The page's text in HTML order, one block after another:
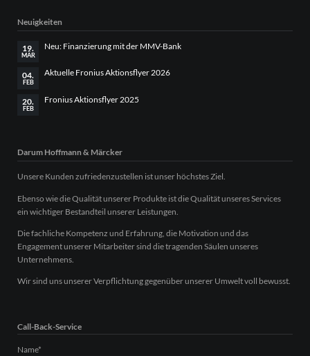
Neuigkeiten
19.
MÄR
Neu: Finanzierung mit der MMV-Bank
04.
FEB
Aktuelle Fronius Aktionsflyer 2026
20.
FEB
Fronius Aktionsflyer 2025
Darum Hoffmann & Märcker
Unsere Kunden zufriedenzustellen ist unser höchstes Ziel.
Ebenso wie die Qualität unserer Produkte ist die Qualität unseres Services
ein wichtiger Bestandteil unserer Leistungen.
Die fachliche Kompetenz und Erfahrung, die Motivation und das
Engagement unserer Mitarbeiter sind die tragenden Säulen unseres
Unternehmens.
Wir sind uns unserer Verpflichtung gegenüber unserer Umwelt voll bewusst.
Call-Back-Service
Pflichtfeld
Name*